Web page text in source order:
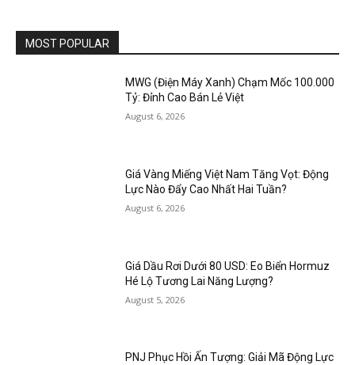
MOST POPULAR
MWG (Điện Máy Xanh) Chạm Mốc 100.000
Tỷ: Đỉnh Cao Bán Lẻ Việt
August 6, 2026
Giá Vàng Miếng Việt Nam Tăng Vọt: Động
Lực Nào Đẩy Cao Nhất Hai Tuần?
August 6, 2026
Giá Dầu Rơi Dưới 80 USD: Eo Biển Hormuz
Hé Lộ Tương Lai Năng Lượng?
August 5, 2026
PNJ Phục Hồi Ấn Tượng: Giải Mã Động Lực